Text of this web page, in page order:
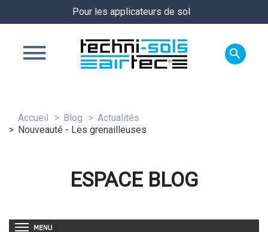
Pour les applicateurs de sol

Accueil Blog
Actualités
Nouveauté - Les grenailleuses
ESPACE BLOG